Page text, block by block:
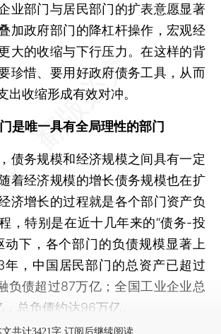
业部门与居民部门的扩表意愿显著
加政府部门的降杠杆操作，宏观经
大的收缩与下行压力。在这样的背
珍惜、要用好政府债务工具，从而
出收缩形成有效对冲。
是唯一具有全局理性的部门
务规模和经济规模之间具有一定
着经济规模的增长债务规模也在扩
济增长的过程就是各个部门资产负
，特别是在近十几年来的“债务-投
动下，各个部门的负债规模显著上
，中国居民部门的总资产已超过
负债超过87万亿；全国工业企业总
总负债约达96万亿。
文共计3421字 订阅后继续阅读